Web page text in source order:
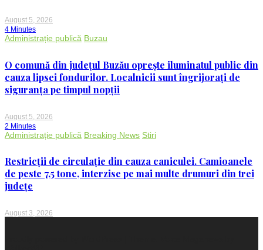
August 5, 2026
4 Minutes
Administrație publică Buzau
O comună din județul Buzău oprește iluminatul public din
cauza lipsei fondurilor. Localnicii sunt îngrijorați de
siguranța pe timpul nopții
August 5, 2026
2 Minutes
Administrație publică Breaking News Stiri
Restricții de circulație din cauza caniculei. Camioanele
de peste 7,5 tone, interzise pe mai multe drumuri din trei
județe
August 3, 2026